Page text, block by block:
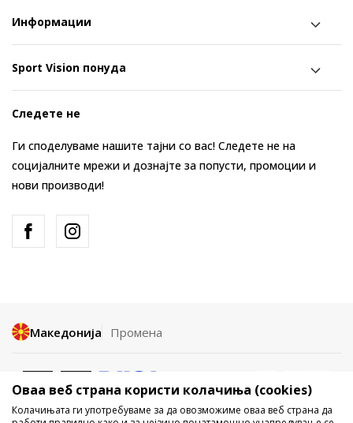
Информации
Sport Vision понуда
Следете не
Ги споделуваме нашите тајни со вас! Следете не на
социјалните мрежи и дознајте за попусти, промоции и
нови производи!
Македонија Промена
Оваа веб страна користи колачиња (cookies)
Колачињата ги употребуваме за да овозможиме оваа веб страна да